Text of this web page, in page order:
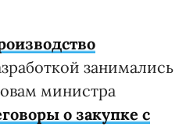
занимались
министра
о закупке с